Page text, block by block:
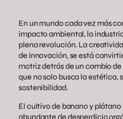
En un mundo cada vez más
impacto ambiental, la
plena revolución. La
de innovación, se está
motriz detrás de un cambio
que no solo busca la estética,
sostenibilidad.
El cultivo de banano y
abundante de desperdicio